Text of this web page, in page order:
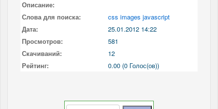
Описание:
Слова для поиска:
css images javascript
Дата:
25.01.2012 14:22
Просмотров:
581
Скачиваний:
12
Рейтинг:
0.00 (0 Голос(ов))